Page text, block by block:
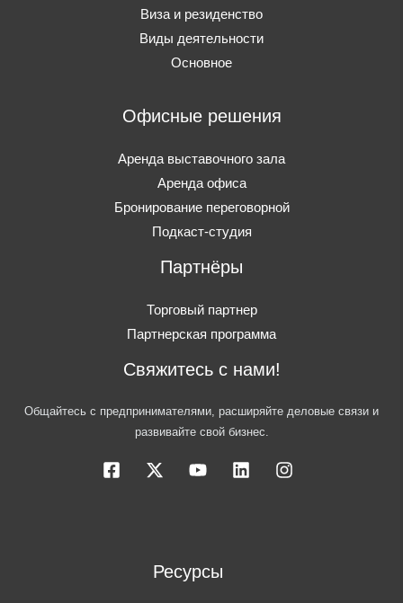
Виза и резиденство
Виды деятельности
Основное
Офисные решения
Аренда выставочного зала
Аренда офиса
Бронирование переговорной
Подкаст-студия
Партнёры
Торговый партнер
Партнерская программа
Свяжитесь с нами!
Общайтесь с предпринимателями, расширяйте деловые связи и
развивайте свой бизнес.
Ресурсы